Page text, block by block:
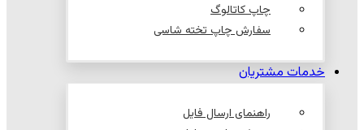
چاپ کاتالوگ
سفارش چاپ تخته شاسی
خدمات مشتریان
راهنمای ارسال فایل